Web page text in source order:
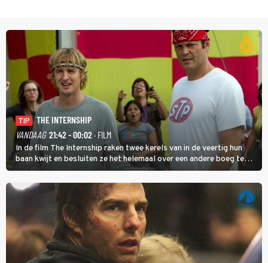
TIP
THE INTERNSHIP
VANDAAG 21:42 - 00:02· FILM
In de film The Internship raken twee kerels van in de veertig hun
baan kwijt en besluiten ze het helemaal over een andere boeg te
gooien door als stagiair aan de slag te gaan bij Google.